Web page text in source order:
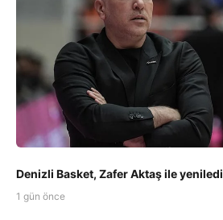
Denizli Basket, Zafer Aktaş ile yeniledi
1 gün önce